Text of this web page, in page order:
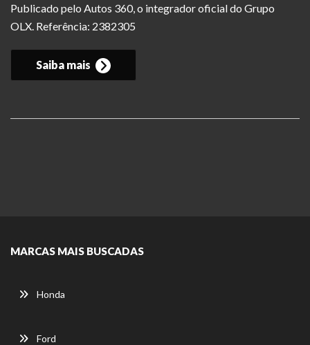
Publicado pelo Autos 360, o integrador oficial do Grupo
OLX. Referência: 2382305
Saiba mais
MARCAS MAIS BUSCADAS
Honda
Ford